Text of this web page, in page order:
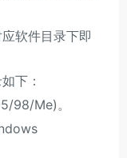
软件目录下即
下：
98/Me)。